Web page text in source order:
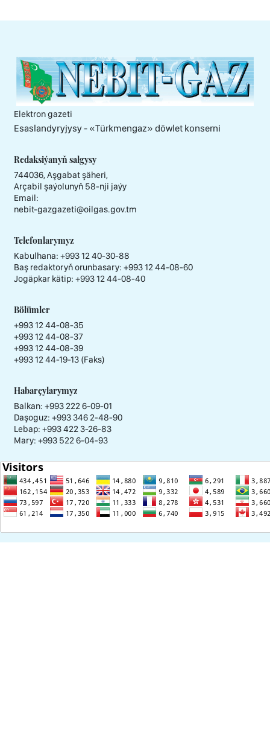
Elektron gazeti
Esaslandyryjysy - «Тürkmengaz» döwlet konserni
Redaksiýanyň salgysy
744036, Aşgabat şäheri,
Arçabil şaýolunyň 58-nji jaýy
Email:
nebit-gazgazeti@oilgas.gov.tm
Telefonlarymyz
Kabulhana: +993 12 40-30-88
Baş redaktoryň orunbasary: +993 12 44-08-60
Jogäpkar kätip: +993 12 44-08-40
Bölümler
+993 12 44-08-35
+993 12 44-08-37
+993 12 44-08-39
+993 12 44-19-13 (Faks)
Habarçylarymyz
Balkan: +993 222 6-09-01
Daşoguz: +993 346 2-48-90
Lebap: +993 422 3-26-83
Mary: +993 522 6-04-93